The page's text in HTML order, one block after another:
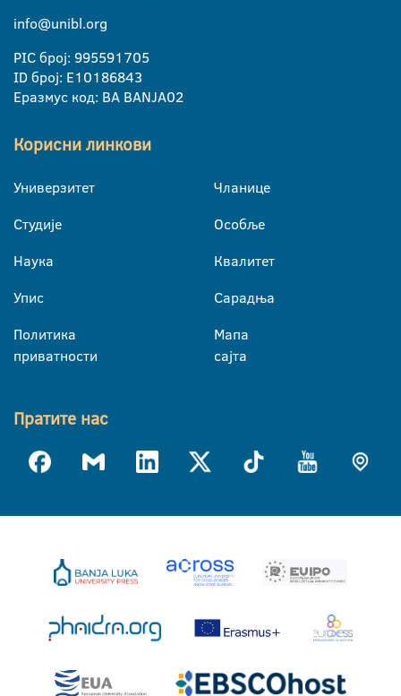
info@unibl.org
PIC број: 995591705
ID број: E10186843
Еразмус код: BA BANJA02
Корисни линкови
Универзитет
Студије
Наука
Упис
Политика
приватности
Чланице
Особље
Квалитет
Сарадња
Мапа
сајта
Пратите нас